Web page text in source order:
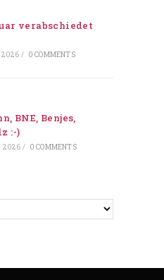
verabschiedet
2026 / 0 COMMENTS
BNE, Benjes,
:-)
2026 / 0 COMMENTS